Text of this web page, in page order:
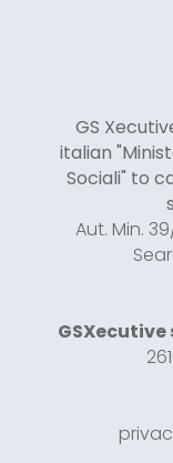
GS
italian
Sociali" to
Aut. Min.
GSXecutive